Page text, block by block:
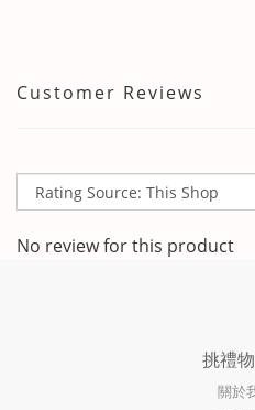
Customer Reviews
No review for this product
挑禮
關於